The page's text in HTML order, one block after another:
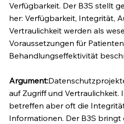
Verfügbarkeit. Der B3S stellt
her: Verfügbarkeit, Integrität,
Vertraulichkeit werden als
Voraussetzungen für
Behandlungseffektivität
Argument:
auf Zugriff und
betreffen aber oft die
Informationen. Der B3S bringt